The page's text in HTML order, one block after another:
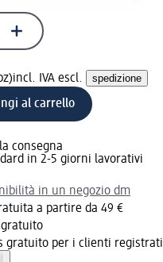
incl. IVA escl. spedizione
al carrello
consegna
in 2-5 giorni lavorativi
in un negozio dm
a partire da 49 €
gratuito
gratuito per i clienti registrati